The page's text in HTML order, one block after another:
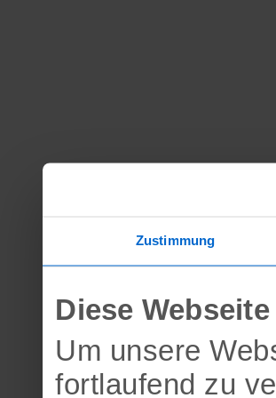
Zustimmung
Diese
Um unsere
fortlaufend zu